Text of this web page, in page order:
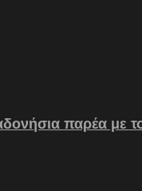
παρέα με